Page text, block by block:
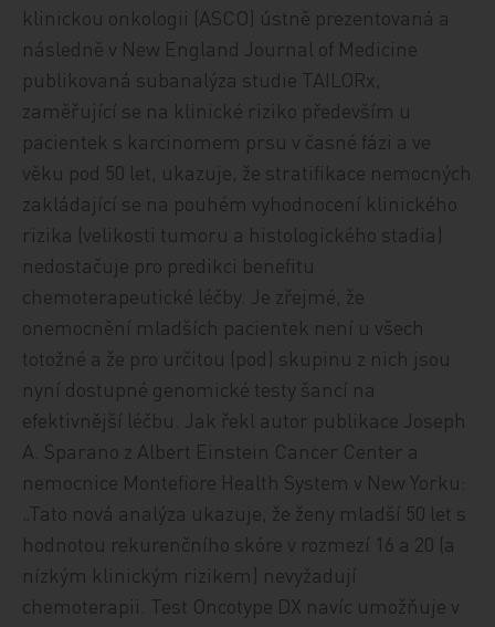
klinickou onkologii (ASCO) ústně prezentovaná a
následně v New England Journal of Medicine
publikovaná subanalýza studie TAILORx,
zaměřující se na klinické riziko především u
pacientek s karcinomem prsu v časné fázi a ve
věku pod 50 let, ukazuje, že stratifikace nemocných
zakládající se na pouhém vyhodnocení klinického
rizika (velikosti tumoru a histologického stadia)
nedostačuje pro predikci benefitu
chemoterapeutické léčby. Je zřejmé, že
onemocnění mladších pacientek není u všech
totožné a že pro určitou (pod) skupinu z nich jsou
nyní dostupné genomické testy šancí na
efektivnější léčbu. Jak řekl autor publikace Joseph
A. Sparano z Albert Einstein Cancer Center a
nemocnice Montefiore Health System v New Yorku:
„Tato nová analýza ukazuje, že ženy mladší 50 let s
hodnotou rekurenčního skóre v rozmezí 16 a 20 (a
nízkým klinickým rizikem) nevyžadují
chemoterapii. Test Oncotype DX navíc umožňuje v